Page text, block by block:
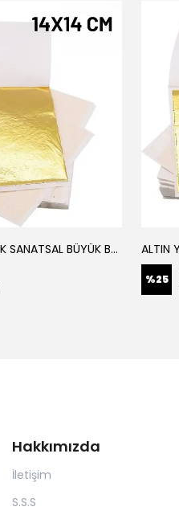
ALTIN YAPRAK VARAK SANATSAL BÜYÜK BOY FOLYO EPOKSİ REÇİNE NAİL ART 8 ADET ALTIN RENK 14X14 CM
%25
Hakkımızda
İletişim
S.S.S